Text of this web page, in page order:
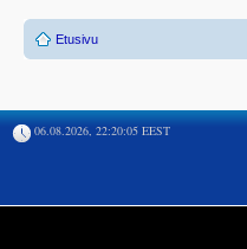
Etusivu
06.08.2026, 22:20:05 EEST